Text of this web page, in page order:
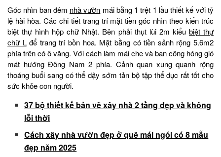
Góc nhìn ban đêm nhà vườn mái bằng 1 trệt 1 lầu thiết kế với tỷ
lệ hài hòa. Các chi tiết trang trí mặt tiền góc nhìn theo kiến trúc
biệt thự hình hộp chữ Nhật. Bên phải thụt lùi 2m kiểu biệt thự
chữ Lđể trang trí bồn hoa. Mặt bằng có tiền sảnh rộng 5.6m2
phía trên có ô văng. Với cách làm mái che và ban công hóng gió
mát hướng Đông Nam 2 phía. Cảnh quan xung quanh rộng
thoáng buổi sang có thể dậy sớm tản bộ tập thể dục rất tốt cho
sức khỏe con người.
37 bộ thiết kế bản vẽ xây nhà 2 tầng đẹp và không
lỗi thời
Cách xây nhà vườn đẹp ở quê mái ngói có 8 mẫu
đẹp năm 2025